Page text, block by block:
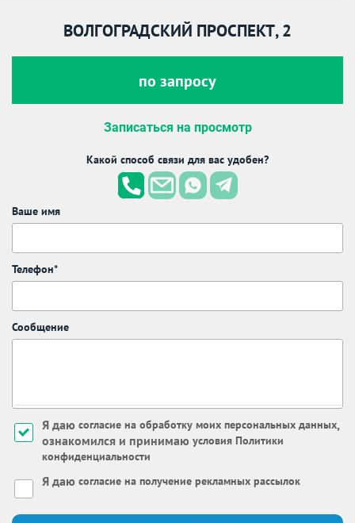
ВОЛГОГРАДСКИЙ ПРОСПЕКТ, 2
по запросу
Записаться на просмотр
Какой способ связи для вас удобен?
Ваше имя
Телефон*
Сообщение
Я даю согласие на обработку моих персональных данных,
ознакомился и принимаю условия Политики
конфиденциальности
Я даю согласие на получение рекламных рассылок